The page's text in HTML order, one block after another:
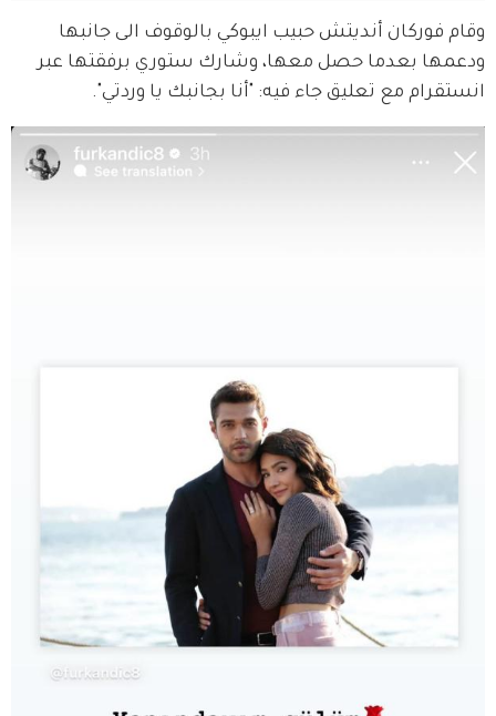
وقام فوركان أنديتش حبيب ايبوكي بالوقوف الى جانبها
ودعمها بعدما حصل معها، وشارك ستوري برفقتها عبر
انستقرام مع تعليق جاء فيه: "أنا بجانبك يا وردتي".